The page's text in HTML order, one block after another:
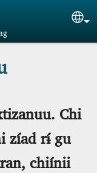
Chi
zíad rɨ́ gu
chiínii